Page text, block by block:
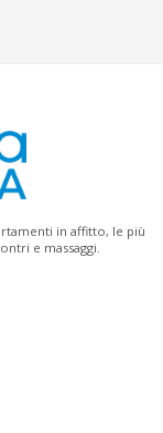
in affitto, le più
e massaggi.